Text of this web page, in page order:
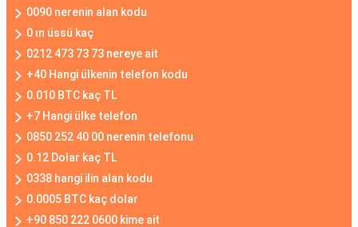
0090 nerenin alan kodu
0 ın üssü kaç
0212 473 73 73 nereye ait
+40 Hangi ülkenin telefon kodu
0.010 BTC kaç TL
+7 Hangi ülke telefon
0850 252 40 00 nerenin telefonu
0.12 Dolar kaç TL
0338 hangi ilin alan kodu
0.0005 BTC kaç dolar
+90 850 222 0600 kime ait